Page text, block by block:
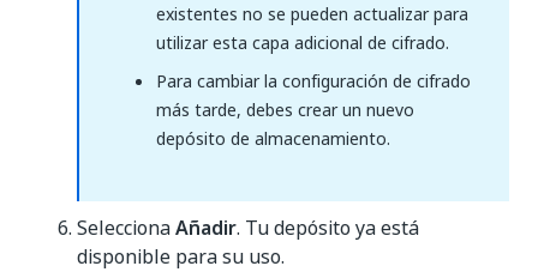
existentes no se pueden actualizar para
utilizar esta capa adicional de cifrado.
Para cambiar la configuración de cifrado
más tarde, debes crear un nuevo
depósito de almacenamiento.
SeleccionaAñadir. Tu depósito ya está
disponible para su uso.